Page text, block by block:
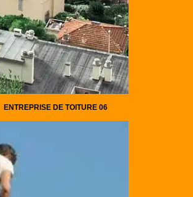
ENTREPRISE DE TOITURE 06